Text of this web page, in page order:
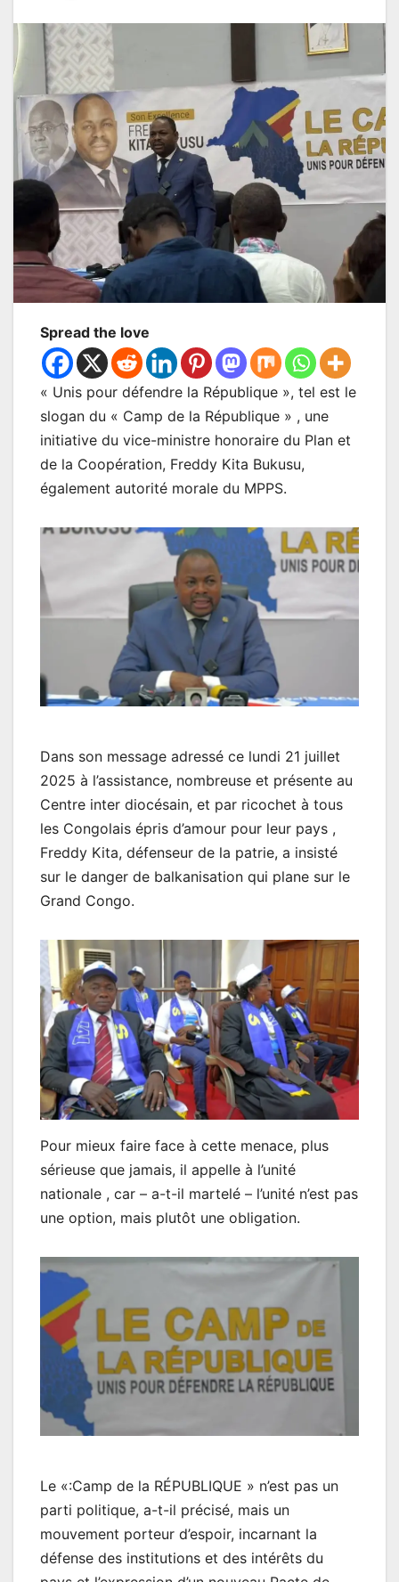
Spread the love
« Unis pour défendre la République », tel est le
slogan du « Camp de la République » , une
initiative du vice-ministre honoraire du Plan et
de la Coopération, Freddy Kita Bukusu,
également autorité morale du MPPS.
Dans son message adressé ce lundi 21 juillet
2025 à l’assistance, nombreuse et présente au
Centre inter diocésain, et par ricochet à tous
les Congolais épris d’amour pour leur pays ,
Freddy Kita, défenseur de la patrie, a insisté
sur le danger de balkanisation qui plane sur le
Grand Congo.
Pour mieux faire face à cette menace, plus
sérieuse que jamais, il appelle à l’unité
nationale , car – a-t-il martelé – l’unité n’est pas
une option, mais plutôt une obligation.
Le «:Camp de la RÉPUBLIQUE » n’est pas un
parti politique, a-t-il précisé, mais un
mouvement porteur d’espoir, incarnant la
défense des institutions et des intérêts du